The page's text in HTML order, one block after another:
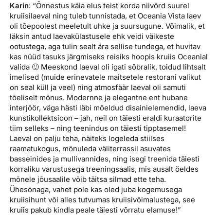
Karin: “Õnnestus käia elus teist korda niivõrd suurel
kruiisilaeval ning tuleb tunnistada, et Oceania Vista laev
oli tõepoolest meeletult uhke ja suursugune. Võimalik, et
läksin antud laevakülastusele ehk veidi väikeste
ootustega, aga tulin sealt ära sellise tundega, et huvitav
kas nüüd tasuks järgmiseks reisiks hoopis kruiis Oceanial
valida 🙂 Meeskond laeval oli igati sõbralik, toidud lihtsalt
imelised (muide erinevatele maitsetele restorani valikut
on seal küll ja veel) ning atmosfäär laeval oli samuti
tõeliselt mõnus. Modernne ja elegantne ent hubane
interjöör, väga hästi läbi mõeldud disainielemendid, laeva
kunstikollektsioon – jah, neil on täiesti eraldi kuraatorite
tiim selleks – ning teenindus on täiesti tipptasemel!
Laeval on palju teha, näiteks logeleda stiilses
raamatukogus, mõnuleda väliterrassil asuvates
basseinides ja mullivannides, ning isegi treenida täiesti
korraliku varustusega treeningsaalis, mis ausalt öeldes
mõnele jõusaalile võib täitsa silmad ette teha.
Ühesõnaga, vahet pole kas oled juba kogemusega
kruiisihunt või alles tutvumas kruiisivõimalustega, see
kruiis pakub kindla peale täiesti võrratu elamuse!”